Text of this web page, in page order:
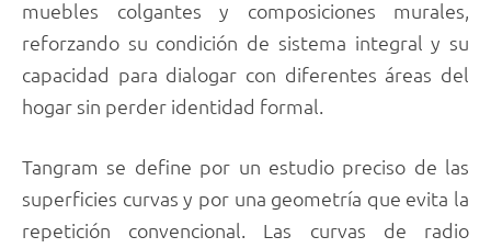
muebles colgantes y composiciones murales,
reforzando su condición de sistema integral y su
capacidad para dialogar con diferentes áreas del
hogar sin perder identidad formal.
Tangram se define por un estudio preciso de las
superficies curvas y por una geometría que evita la
repetición convencional. Las curvas de radio